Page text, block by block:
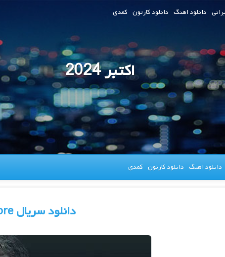
دانلود اهنگ دانلود کارتون کمدی
اکتبر 2024
دانلود اهنگ دانلود کارتون کمدی
دانلود سریال Before